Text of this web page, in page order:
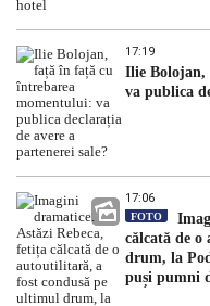
17:19
Ilie Bolojan,
va publica
17:06
FOTO
călcată de
drum, la
puși pumni